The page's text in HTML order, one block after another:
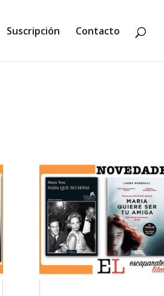
Suscripción Contacto